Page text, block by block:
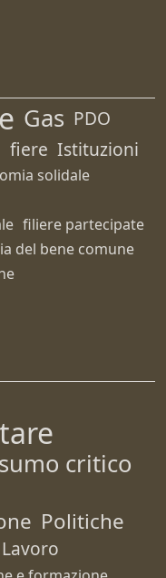
Gas PDO
fiere Istituzioni
solidale
filiere partecipate
del bene comune
critico
Politiche
Lavoro